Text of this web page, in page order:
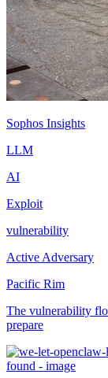
Sophos Insights
LLM
AI
Exploit
vulnerability
Active Adversary
Pacific Rim
The vulnerability
prepare